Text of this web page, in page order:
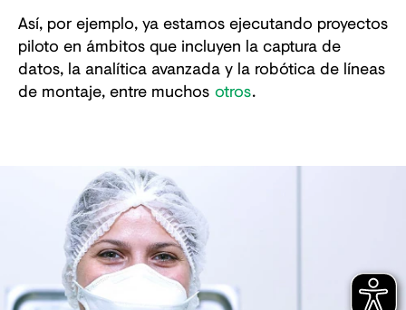
Así, por ejemplo, ya estamos ejecutando proyectos
piloto en ámbitos que incluyen la captura de
datos, la analítica avanzada y la robótica de líneas
de montaje, entre muchos otros.